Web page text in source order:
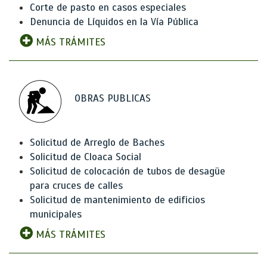
Corte de pasto en casos especiales
Denuncia de Líquidos en la Vía Pública
MÁS TRÁMITES
OBRAS PUBLICAS
Solicitud de Arreglo de Baches
Solicitud de Cloaca Social
Solicitud de colocación de tubos de desagüe
para cruces de calles
Solicitud de mantenimiento de edificios
municipales
MÁS TRÁMITES